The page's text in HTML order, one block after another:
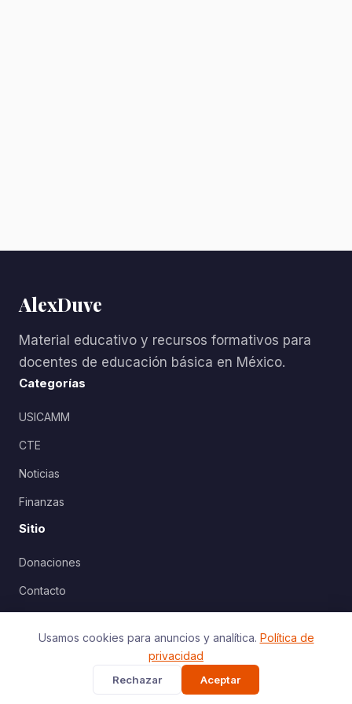
AlexDuve
Material educativo y recursos formativos para
docentes de educación básica en México.
Categorías
USICAMM
CTE
Noticias
Finanzas
Sitio
Donaciones
Contacto
© 2026 AlexDuve. Todos los derechos reservados.
Usamos cookies para anuncios y analítica. Política de
privacidad
Rechazar Aceptar